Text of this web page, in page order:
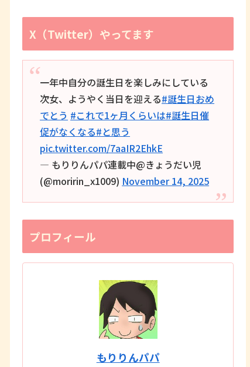
X（Twitter）やってます
一年中自分の誕生日を楽しみにしている
次女、ようやく当日を迎える#誕生日おめ
でとう #これで1ヶ月くらいは#誕生日催
促がなくなる#と思う
pic.twitter.com/7aaIR2EhkE
— もりりんパパ連載中@きょうだい児
(@moririn_x1009) November 14, 2025
プロフィール
もりりんパパ